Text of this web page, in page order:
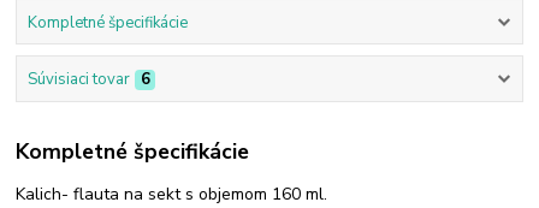
Kompletné špecifikácie
Súvisiaci tovar 6
Kompletné špecifikácie
Kalich- flauta na sekt s objemom 160 ml.